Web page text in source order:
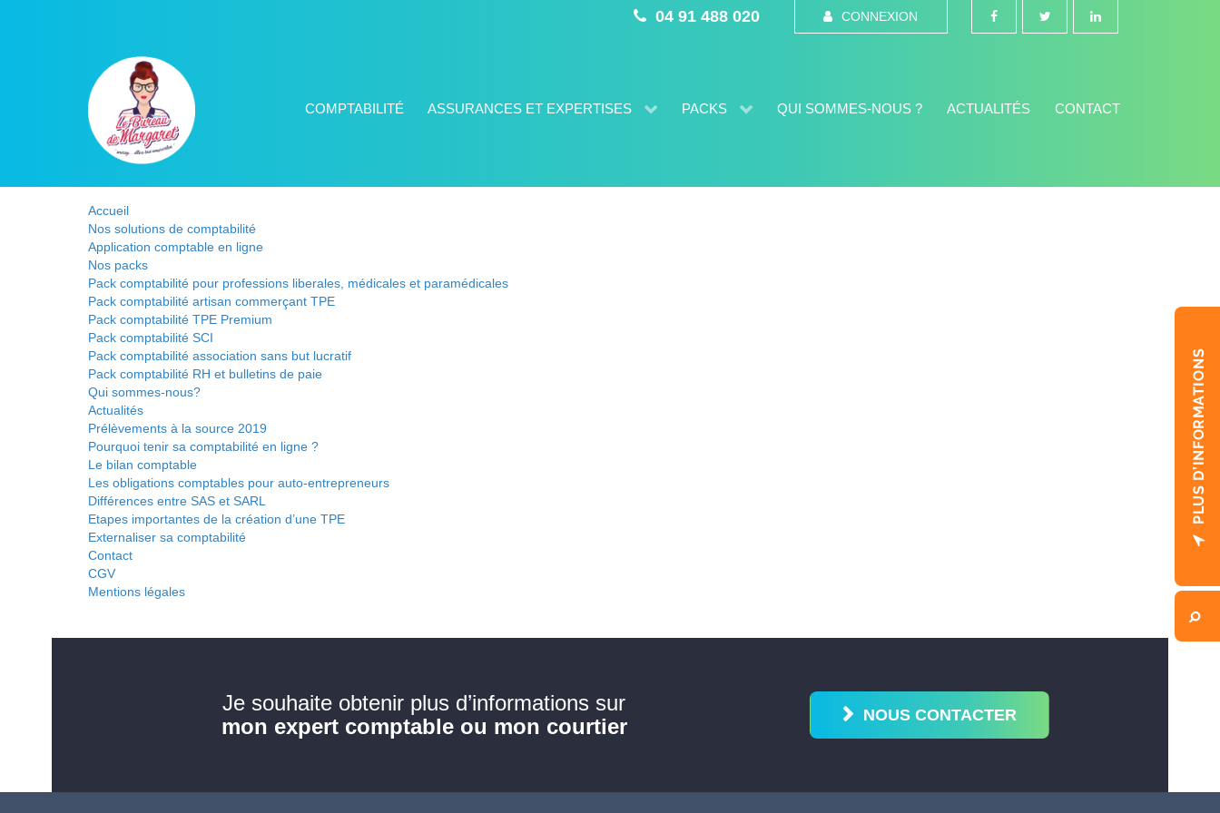
04 91 488 020 CONNEXION
COMPTABILITÉ ASSURANCES ET EXPERTISES PACKS QUI SOMMES-NOUS ? ACTUALITÉS CONTACT
Accueil
Nos solutions de comptabilité
Application comptable en ligne
Nos packs
Pack comptabilité pour professions liberales, médicales et paramédicales
Pack comptabilité artisan commerçant TPE
Pack comptabilité TPE Premium
Pack comptabilité SCI
Pack comptabilité association sans but lucratif
Pack comptabilité RH et bulletins de paie
Qui sommes-nous?
Actualités
Prélèvements à la source 2019
Pourquoi tenir sa comptabilité en ligne ?
Le bilan comptable
Les obligations comptables pour auto-entrepreneurs
Différences entre SAS et SARL
Etapes importantes de la création d’une TPE
Externaliser sa comptabilité
Contact
CGV
Mentions légales
Je souhaite obtenir plus d’informations sur
mon expert comptable ou mon courtier
NOUS CONTACTER